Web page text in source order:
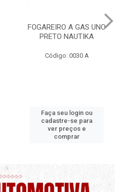
FOGAREIRO A GAS UNO
PRETO NAUTIKA
Código: 0030 A
Faça seu login ou
cadastre-se para
ver preços e
comprar